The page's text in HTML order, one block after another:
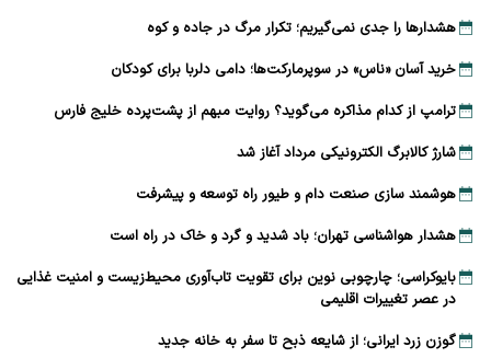
هشدارها را جدی نمی‌گیریم؛ تکرار مرگ در جاده و کوه
خرید آسان «ناس» در سوپرمارکت‌ها؛ دامی دلربا برای کودکان
ترامپ از کدام مذاکره می‌گوید؟ روایت مبهم از پشت‌پرده خلیج فارس
شارژ کالابرگ الکترونیکی مرداد آغاز شد
هوشمند سازی صنعت دام و طیور راه توسعه و پیشرفت
هشدار هواشناسی تهران؛ باد شدید و گرد و خاک در راه است
بایوکراسی؛ چارچوبی نوین برای تقویت تاب‌آوری محیط‌زیست و امنیت غذایی
در عصر تغییرات اقلیمی
گوزن زرد ایرانی؛ از شایعه ذبح تا سفر به خانه جدید